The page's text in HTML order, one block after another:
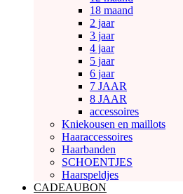
18 maand
2 jaar
3 jaar
4 jaar
5 jaar
6 jaar
7 JAAR
8 JAAR
accessoires
Kniekousen en maillots
Haaraccessoires
Haarbanden
SCHOENTJES
Haarspeldjes
CADEAUBON